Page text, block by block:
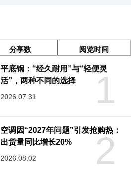
分享数 阅览时间
1
平底锅：“经久耐用”与“轻便灵
活”，两种不同的选择
2026.07.31
2
空调因“2027年问题”引发抢购热：
出货量同比增长20%
2026.08.02